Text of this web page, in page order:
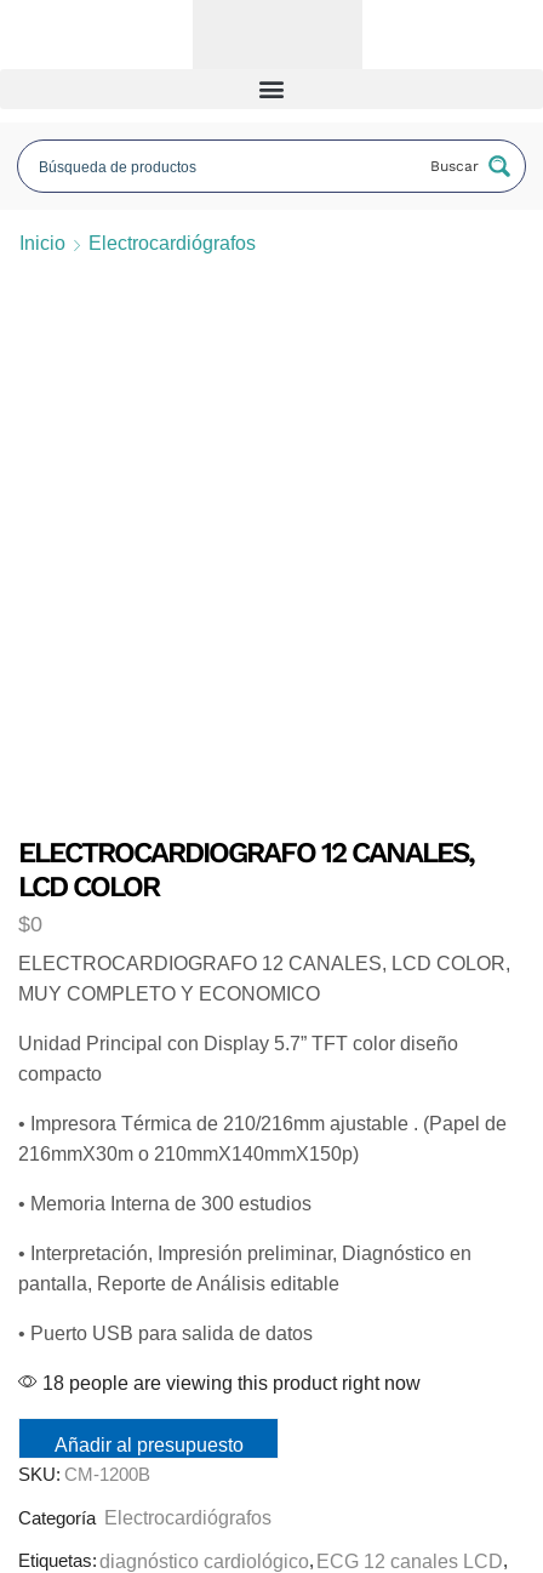
Buscar
Inicio Electrocardiógrafos
ELECTROCARDIOGRAFO 12 CANALES,
LCD COLOR
$0
ELECTROCARDIOGRAFO 12 CANALES, LCD COLOR,
MUY COMPLETO Y ECONOMICO
Unidad Principal con Display 5.7” TFT color diseño
compacto
• Impresora Térmica de 210/216mm ajustable . (Papel de
216mmX30m o 210mmX140mmX150p)
• Memoria Interna de 300 estudios
• Interpretación, Impresión preliminar, Diagnóstico en
pantalla, Reporte de Análisis editable
• Puerto USB para salida de datos
18 people are viewing this product right now
Añadir al presupuesto
SKU: CM-1200B
Categoría Electrocardiógrafos
Etiquetas:diagnóstico cardiológico, ECG 12 canales LCD,